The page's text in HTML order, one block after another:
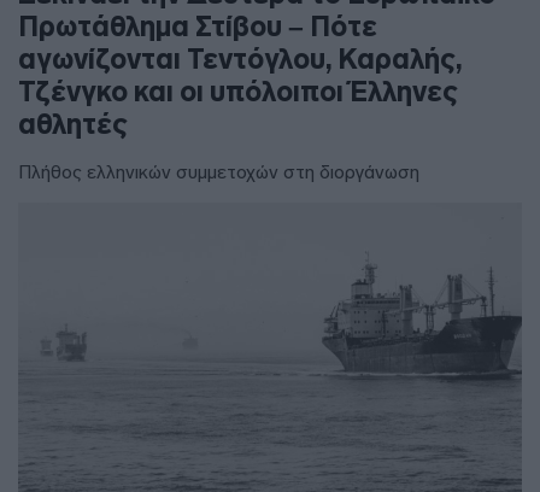
Πρωτάθλημα Στίβου – Πότε
αγωνίζονται Τεντόγλου, Καραλής,
Τζένγκο και οι υπόλοιποι Έλληνες
αθλητές
Πλήθος ελληνικών συμμετοχών στη διοργάνωση